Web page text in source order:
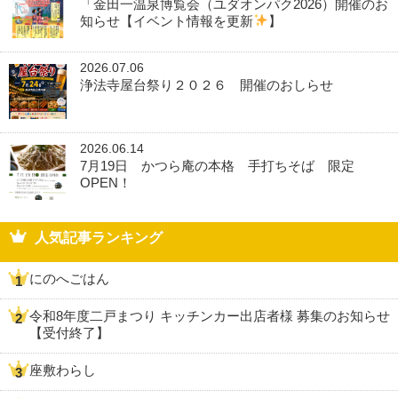
「金田一温泉博覧会（ユダオンパク2026）開催のお
知らせ【イベント情報を更新
】
2026.07.06
浄法寺屋台祭り２０２６ 開催のおしらせ
2026.06.14
7月19日 かつら庵の本格 手打ちそば 限定
OPEN！
人気記事ランキング
にのへごはん
令和8年度二戸まつり キッチンカー出店者様 募集のお知らせ
【受付終了】
座敷わらし